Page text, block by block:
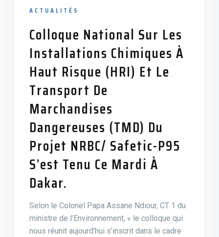
ACTUALITÉS
Colloque National Sur Les
Installations Chimiques À
Haut Risque (HRI) Et Le
Transport De
Marchandises
Dangereuses (TMD) Du
Projet NRBC/ Safetic-P95
S’est Tenu Ce Mardi À
Dakar.
Selon le Colonel Papa Assane Ndiour, CT 1 du
ministre de l’Environnement, « le colloque qui
nous réunit aujourd’hui s’inscrit dans le cadre